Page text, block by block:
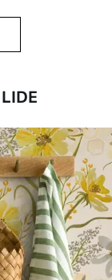
cm.
lakfinish kan